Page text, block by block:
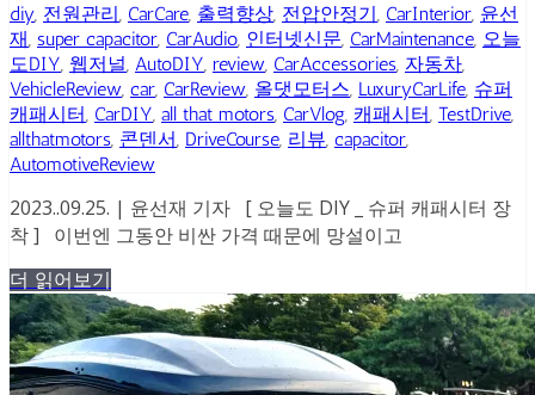
diy, 전원관리, CarCare, 출력향상, 전압안정기, CarInterior, 윤선
재, super capacitor, CarAudio, 인터넷신문, CarMaintenance, 오늘
도DIY, 웹저널, AutoDIY, review, CarAccessories, 자동차,
VehicleReview, car, CarReview, 올댓모터스, LuxuryCarLife, 슈퍼
캐패시터, CarDIY, all that motors, CarVlog, 캐패시터, TestDrive,
allthatmotors, 콘덴서, DriveCourse, 리뷰, capacitor,
AutomotiveReview
2023..09.25. | 윤선재 기자 [ 오늘도 DIY _ 슈퍼 캐패시터 장
착 ] 이번엔 그동안 비싼 가격 때문에 망설이고
더 읽어보기